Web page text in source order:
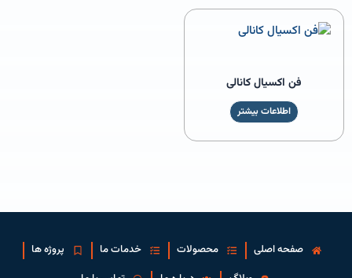
فن اکسیال کانالی
اطلاعات بیشتر
صفحه اصلی محصولات خدمات ما
پروژه ها